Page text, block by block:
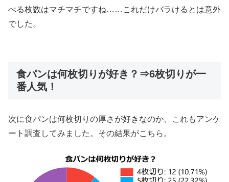
べる枚数はマチマチですね……これだけバラけるとは意外
でした。
食パンは何枚切りが好き？⇒6枚切りが一
番人気！
次に食パンは何枚切りの厚さが好きなのか、これもアンケ
ート調査してみました。その結果がこちら。